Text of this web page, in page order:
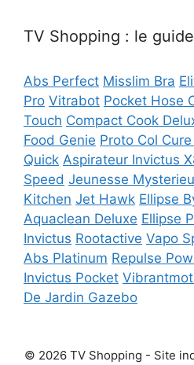
TV Shopping : le guide
Abs Perfect Misslim Bra
Pro Vitrabot Pocket Hose
Touch Compact Cook
Food Genie Proto Col
Quick Aspirateur Invictus
Speed Jeunesse
Kitchen Jet Hawk Ellipse
Aquaclean Deluxe Ellipse
Invictus Rootactive Vapo
Abs Platinum Repulse
Invictus Pocket
De Jardin Gazebo
© 2026 TV Shopping - Site